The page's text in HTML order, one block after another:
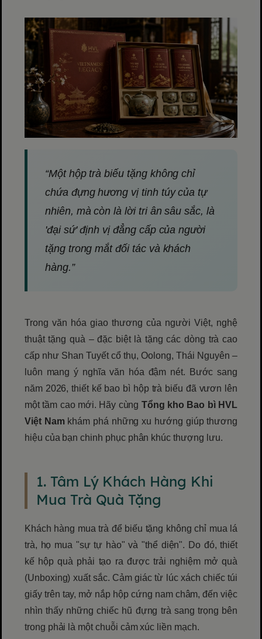
“Một hộp trà biếu tặng không chỉ
chứa đựng hương vị tinh túy của tự
nhiên, mà còn là lời tri ân sâu sắc, là
'đại sứ' định vị đẳng cấp của người
tặng trong mắt đối tác và khách
hàng.”
Trong văn hóa giao thương của người Việt, nghệ
thuật tặng quà – đặc biệt là tặng các dòng trà cao
cấp như Shan Tuyết cổ thụ, Oolong, Thái Nguyên –
luôn mang ý nghĩa văn hóa đậm nét. Bước sang
năm 2026, thiết kế bao bì hộp trà biếu đã vươn lên
một tầm cao mới. Hãy cùng Tổng kho Bao bì HVL
Việt Namkhám phá những xu hướng giúp thương
hiệu của bạn chinh phục phân khúc thượng lưu.
1. Tâm Lý Khách Hàng Khi
Mua Trà Quà Tặng
Khách hàng mua trà để biếu tặng không chỉ mua lá
trà, họ mua "sự tự hào" và "thể diện". Do đó, thiết
kế hộp quà phải tạo ra được trải nghiệm mở quà
(Unboxing) xuất sắc. Cảm giác từ lúc xách chiếc túi
giấy trên tay, mở nắp hộp cứng nam châm, đến việc
nhìn thấy những chiếc hũ đựng trà sang trọng bên
trong phải là một chuỗi cảm xúc liền mạch.